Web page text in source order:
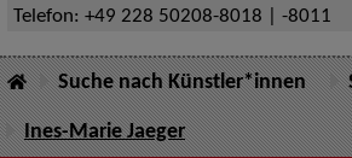
Telefon: +49 228 50208-8018 | -8011
Suche nach Künstler*innen
Ines-Marie Jaeger